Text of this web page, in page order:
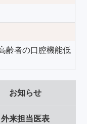
齢者の口腔機能低
お知らせ
外来担当医表